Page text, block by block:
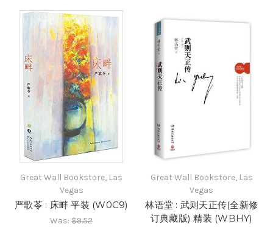
Great Wall Bookstore, Las
Vegas
严歌苓 : 床畔 平装 (W0C9)
Was:$9.52
Great Wall Bookstore, Las
Vegas
林语堂 : 武则天正传(全新修
订典藏版) 精装 (WBHY)